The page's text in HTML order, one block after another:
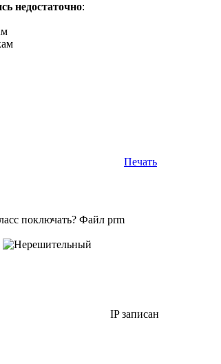
недостаточно:
Печать
поключать? Файл prm
IP записан